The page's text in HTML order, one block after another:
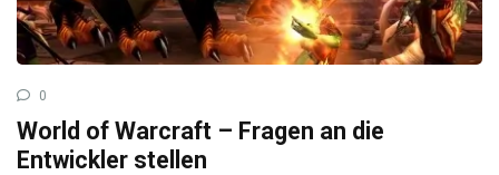
0
World of Warcraft – Fragen an die
Entwickler stellen